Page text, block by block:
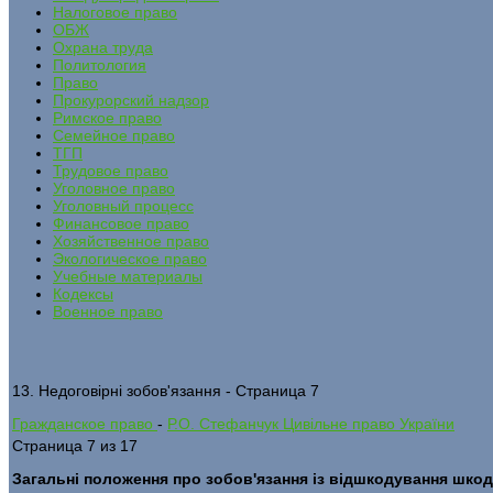
Налоговое право
ОБЖ
Охрана труда
Политология
Право
Прокурорский надзор
Римское право
Семейное право
ТГП
Трудовое право
Уголовное право
Уголовный процесс
Финансовое право
Хозяйственное право
Экологическое право
Учебные материалы
Кодексы
Военное право
13. Недоговірні зобов'язання - Страница 7
Гражданское право - Р.О. Стефанчук Цивільне право України
Страница 7 из 17
Загальні положення про зобов'язання із відшкодування